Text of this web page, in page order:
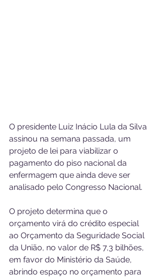
O presidente Luiz Inácio Lula da Silva
assinou na semana passada, um
projeto de lei para viabilizar o
pagamento do piso nacional da
enfermagem que ainda deve ser
analisado pelo Congresso Nacional.
O projeto determina que o
orçamento virá do crédito especial
ao Orçamento da Seguridade Social
da União, no valor de R$ 7,3 bilhões,
em favor do Ministério da Saúde,
abrindo espaço no orçamento para